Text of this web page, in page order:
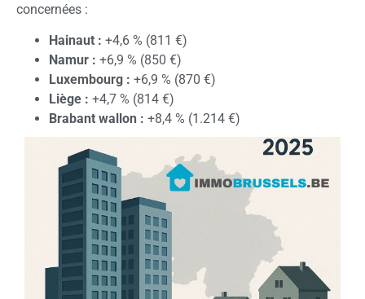
concernées :
Hainaut : +4,6 % (811 €)
Namur : +6,9 % (850 €)
Luxembourg : +6,9 % (870 €)
Liège : +4,7 % (814 €)
Brabant wallon : +8,4 % (1.214 €)